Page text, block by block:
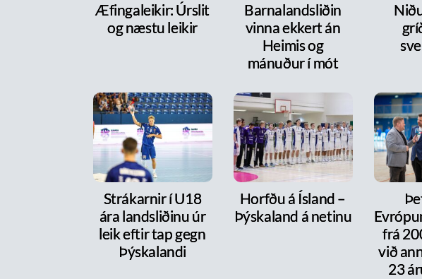
Æfingaleikir: Úrslit
og næstu leikir
Barnalandsliðin
vinna ekkert án
Heimis og
mánuður í mót
Strákarnir í U18
ára landsliðinu úr
leik eftir tap gegn
Þýskalandi
Horfðu á Ísland –
Þýskaland á netinu
frá
við
23